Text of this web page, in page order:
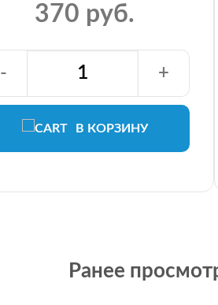
370 руб.
В КОРЗИНУ
- +
Ранее